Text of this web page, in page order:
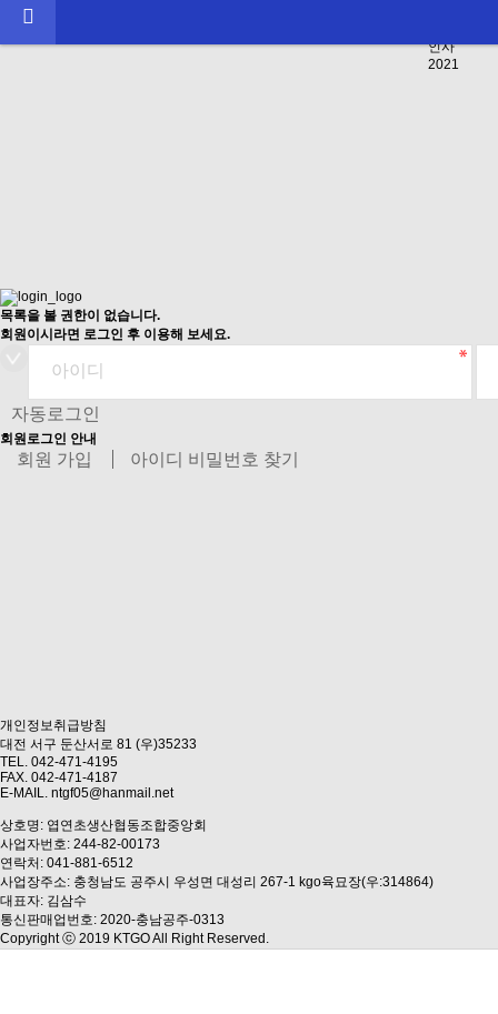
인사
2021
목록을 볼 권한이 없습니다.
회원이시라면 로그인 후 이용해 보세요.
자동로그인
회원로그인 안내
회원 가입 아이디 비밀번호 찾기
개인정보취급방침
대전 서구 둔산서로 81 (우)35233
TEL. 042-471-4195
FAX. 042-471-4187
E-MAIL. ntgf05@hanmail.net
상호명: 엽연초생산협동조합중앙회
사업자번호: 244-82-00173
연락처: 041-881-6512
사업장주소: 충청남도 공주시 우성면 대성리 267-1 kgo육묘장(우:314864)
대표자: 김삼수
통신판매업번호: 2020-충남공주-0313
Copyright ⓒ 2019 KTGO All Right Reserved.